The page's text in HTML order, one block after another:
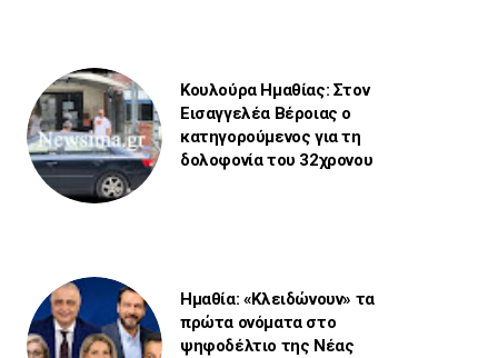
Κουλούρα Ημαθίας: Στον
Εισαγγελέα Βέροιας ο
κατηγορούμενος για τη
δολοφονία του 32χρονου
Ημαθία: «Κλειδώνουν» τα
πρώτα ονόματα στο
ψηφοδέλτιο της Νέας